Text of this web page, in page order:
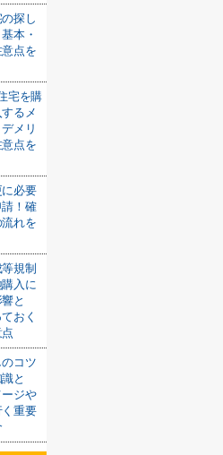
探し
本・
意点を
宅を購
るメ
メリ
意点を
必要
！確
れを
規制
入に
と
おく
コツ
と
ジや
重要